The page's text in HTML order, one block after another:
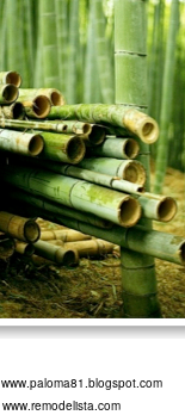
www.paloma81.blogspot.com
www.remodelista.com